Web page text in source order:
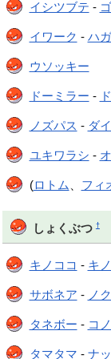
イシツブテ -
イワーク - ハ
ウソッキー
ドーミラー -
ノズパス - ダ
ユキワラシ -
(ロトム フィ
しょくぶつ †
キノココ - キ
サボネア - ノ
タネボー - コ
タマタマ - ナ